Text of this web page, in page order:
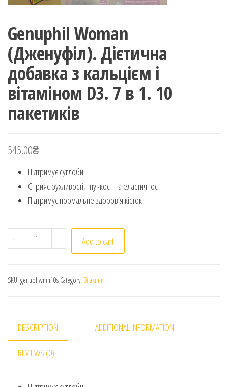
Genuphil Woman
(Дженуфіл). Дієтична
добавка з кальцієм і
вітаміном D3. 7 в 1. 10
пакетиків
545.00₴
Підтримує суглоби
Сприяє рухливості, гнучкості та еластичності
Підтримує нормальне здоров’я кісток
- Genuphil Woman (Дженуфіл). Дієтична добавка з
+ Add to cart
SKU: genuphwmn10s Category: Вітаміни
DESCRIPTION ADDITIONAL INFORMATION
REVIEWS (0)